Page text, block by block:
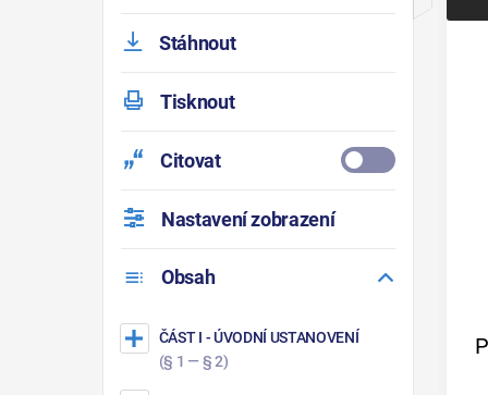
Stáhnout
Tisknout
Citovat
Nastavení zobrazení
Obsah
ČÁST I - ÚVODNÍ USTANOVENÍ
(§ 1 — § 2)